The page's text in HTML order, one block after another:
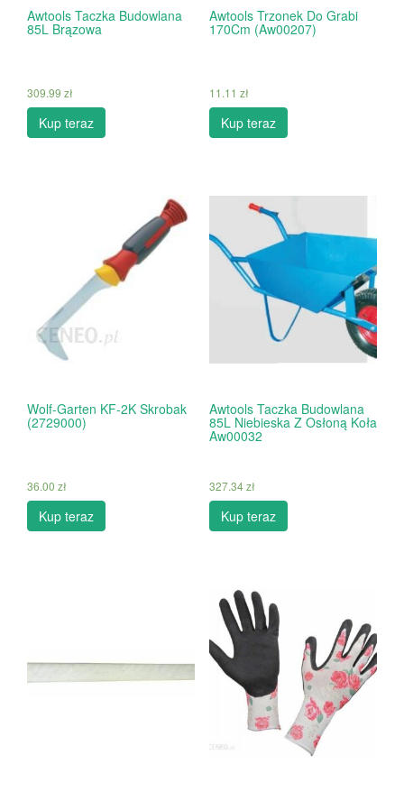
Awtools Taczka Budowlana
85L Brązowa
309.99 zł
Kup teraz
Awtools Trzonek Do Grabi
170Cm (Aw00207)
11.11 zł
Kup teraz
Wolf-Garten KF-2K Skrobak
(2729000)
36.00 zł
Kup teraz
Awtools Taczka Budowlana
85L Niebieska Z Osłoną Koła
Aw00032
327.34zł
Kup teraz